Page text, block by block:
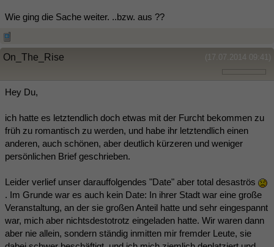
Wie ging die Sache weiter. ..bzw. aus ??
(17.07.2014 09:41)
On_The_Rise
Hey Du,
ich hatte es letztendlich doch etwas mit der Furcht bekommen zu
früh zu romantisch zu werden, und habe ihr letztendlich einen
anderen, auch schönen, aber deutlich kürzeren und weniger
persönlichen Brief geschrieben.
Leider verlief unser darauffolgendes "Date" aber total desaströs
. Im Grunde war es auch kein Date: In ihrer Stadt war eine große
Veranstaltung, an der sie großen Anteil hatte und sehr eingespannt
war, mich aber nichtsdestotrotz eingeladen hatte. Wir waren dann
aber nie allein, sondern ständig inmitten mir fremder Leute, sie